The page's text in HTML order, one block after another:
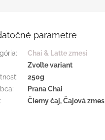
parametre
:
Chai & Latte zmesi
Zvoľte variant
:
250g
:
Prana Chai
: Čierny čaj, Čajová zmes